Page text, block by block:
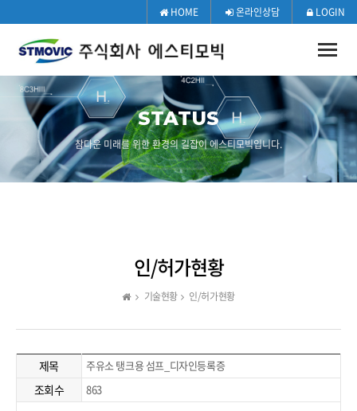
HOME 온라인상담 LOGIN
Toggle
STATUS
참다운 미래를 위한 환경의 길잡이 에스티모빅입니다.
인/허가현황
기술현황 인/허가현황
제목 주유소 탱크용 섬프_디자인등록증
조회수 863